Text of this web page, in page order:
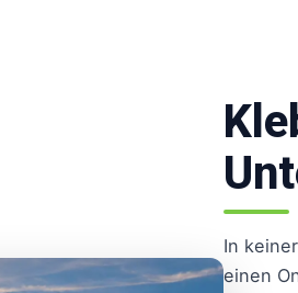
In
einen